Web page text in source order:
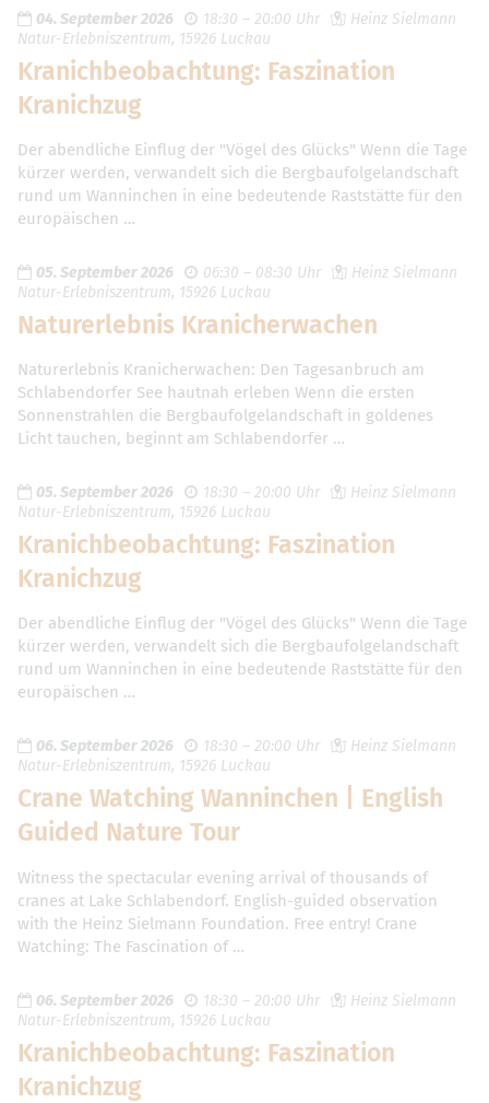
04. September 2026 18:30 – 20:00 Uhr
Heinz Sielmann
Natur-Erlebniszentrum, 15926 Luckau
Kranichbeobachtung: Faszination
Kranichzug
Der abendliche Einflug der "Vögel des Glücks" Wenn die Tage
kürzer werden, verwandelt sich die Bergbaufolgelandschaft
rund um Wanninchen in eine bedeutende Raststätte für den
europäischen …
05. September 2026 06:30 – 08:30 Uhr
Heinz Sielmann
Natur-Erlebniszentrum, 15926 Luckau
Naturerlebnis Kranicherwachen
Naturerlebnis Kranicherwachen: Den Tagesanbruch am
Schlabendorfer See hautnah erleben Wenn die ersten
Sonnenstrahlen die Bergbaufolgelandschaft in goldenes
Licht tauchen, beginnt am Schlabendorfer …
05. September 2026 18:30 – 20:00 Uhr
Heinz Sielmann
Natur-Erlebniszentrum, 15926 Luckau
Kranichbeobachtung: Faszination
Kranichzug
Der abendliche Einflug der "Vögel des Glücks" Wenn die Tage
kürzer werden, verwandelt sich die Bergbaufolgelandschaft
rund um Wanninchen in eine bedeutende Raststätte für den
europäischen …
06. September 2026 18:30 – 20:00 Uhr
Heinz Sielmann
Natur-Erlebniszentrum, 15926 Luckau
Crane Watching Wanninchen | English
Guided Nature Tour
Witness the spectacular evening arrival of thousands of
cranes at Lake Schlabendorf. English-guided observation
with the Heinz Sielmann Foundation. Free entry! Crane
Watching: The Fascination of …
06. September 2026 18:30 – 20:00 Uhr
Heinz Sielmann
Natur-Erlebniszentrum, 15926 Luckau
Kranichbeobachtung: Faszination
Kranichzug